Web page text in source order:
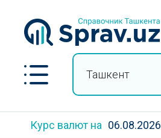
Ташкент
Курс валют на 06.08.2026